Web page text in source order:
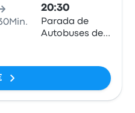
20:30
Parada de
Autobuses de